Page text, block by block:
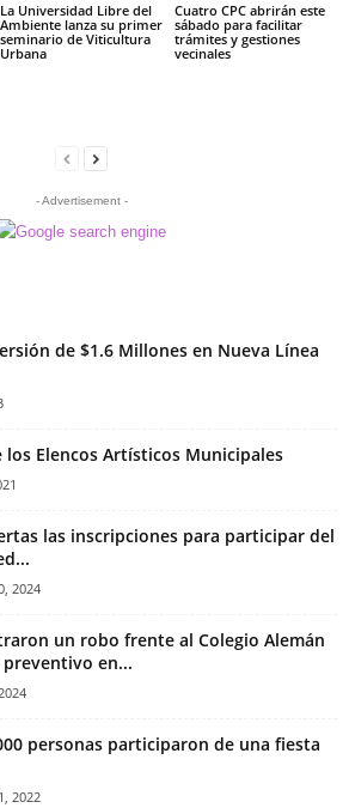
La Universidad Libre del
Ambiente lanza su primer
seminario de Viticultura
Urbana
Cuatro CPC abrirán este
sábado para facilitar
trámites y gestiones
vecinales
- Advertisement -
de $1.6 Millones en Nueva Línea
los Elencos Artísticos Municipales
las inscripciones para participar del
2024
un robo frente al Colegio Alemán
en...
personas participaron de una fiesta
2022